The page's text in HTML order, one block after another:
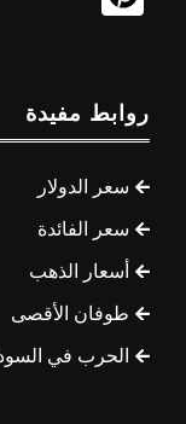
روابط مفيدة
سعر الدولار
سعر الفائدة
أسعار الذهب
طوفان الأقصى
الحرب في